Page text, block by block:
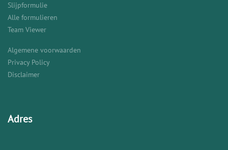
Slijpformulie
Alle formulieren
Team Viewer
Algemene voorwaarden
Privacy Policy
Disclaimer
Adres